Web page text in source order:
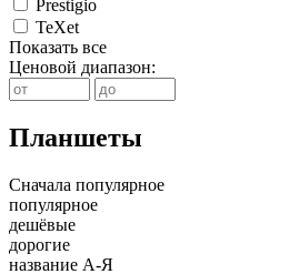
Prestigio
TeXet
Показать все
Ценовой диапазон:
Планшеты
Сначала популярное
популярное
дешёвые
дорогие
название А-Я